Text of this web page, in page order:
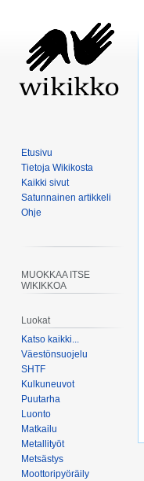
Etusivu
Tietoja Wikikosta
Kaikki sivut
Satunnainen artikkeli
Ohje
MUOKKAA ITSE
WIKIKKOA
Luokat
Katso kaikki...
Väestönsuojelu
SHTF
Kulkuneuvot
Puutarha
Luonto
Matkailu
Metallityöt
Metsästys
Moottoripyöräily